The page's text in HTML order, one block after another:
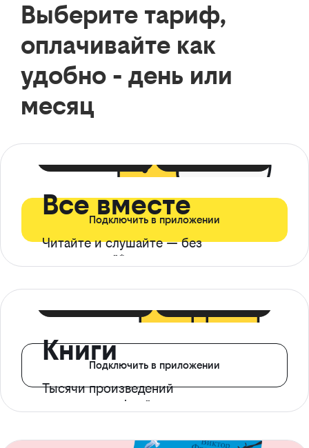
Выберите тариф,
оплачивайте как
удобно - день или
месяц
Все вместе
Читайте и слушайте — без
ограничений*
Подключить в приложении
Книги
Тысячи произведений
с доступом офлайн
Подключить в приложении